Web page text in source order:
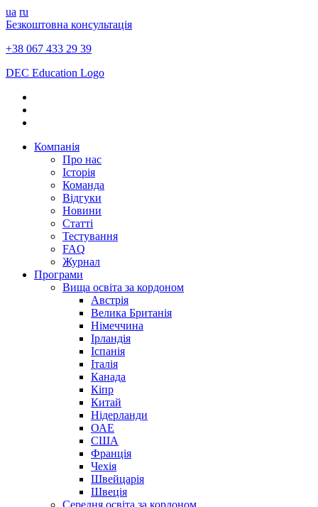
ua ru
Безкоштовна консультація
+38 067 433 29 39
DEC Education Logo
Компанія
Про нас
Історія
Команда
Відгуки
Новини
Статті
Тестування
FAQ
Журнал
Програми
Вища освіта за кордоном
Австрія
Велика Британія
Німеччина
Ірландія
Іспанія
Італія
Канада
Кіпр
Китай
Нідерланди
ОАЕ
США
Франція
Чехія
Швейцарія
Швеція
Середня освіта за кордоном